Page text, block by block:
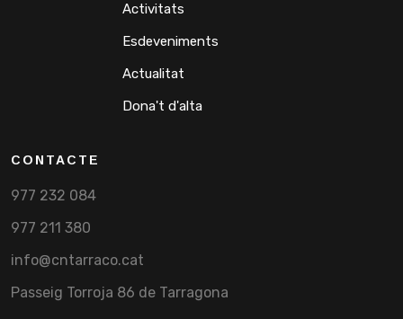
Activitats
Esdeveniments
Actualitat
Dona't d'alta
CONTACTE
977 232 084
977 211 380
info@cntarraco.cat
Passeig Torroja 86 de Tarragona